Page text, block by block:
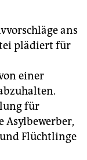
ans
plädiert für
einer
für
Flüchtlinge